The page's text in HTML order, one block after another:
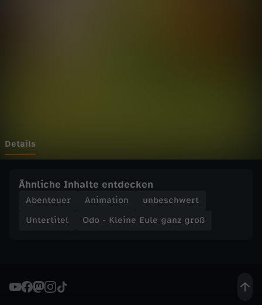
l
g
z
Details
Ähnliche Inhalte entdecken
Abenteuer Animation
unbeschwert
Untertitel
Odo - Kleine Eule ganz groß